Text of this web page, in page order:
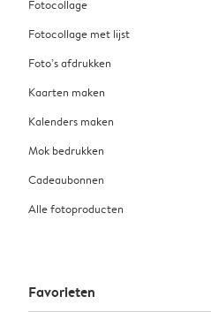
Fotocollage
Fotocollage met lijst
Foto’s afdrukken
Kaarten maken
Kalenders maken
Mok bedrukken
Cadeaubonnen
Alle fotoproducten
Favorieten